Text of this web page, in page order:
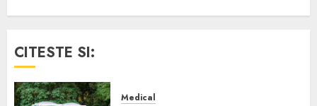
CITESTE SI:
Medical